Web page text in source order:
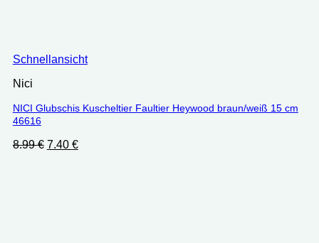
Schnellansicht
Nici
NICI Glubschis Kuscheltier Faultier Heywood braun/weiß 15 cm
46616
8.99€ Ursprünglicher
7.40 €Aktueller